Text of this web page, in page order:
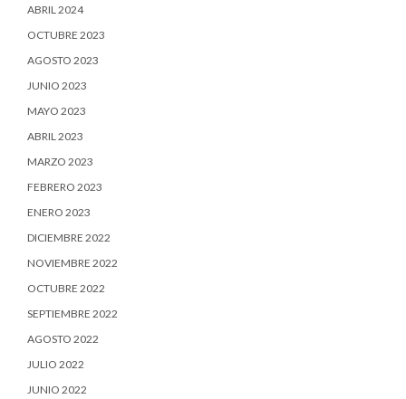
ABRIL 2024
OCTUBRE 2023
AGOSTO 2023
JUNIO 2023
MAYO 2023
ABRIL 2023
MARZO 2023
FEBRERO 2023
ENERO 2023
DICIEMBRE 2022
NOVIEMBRE 2022
OCTUBRE 2022
SEPTIEMBRE 2022
AGOSTO 2022
JULIO 2022
JUNIO 2022